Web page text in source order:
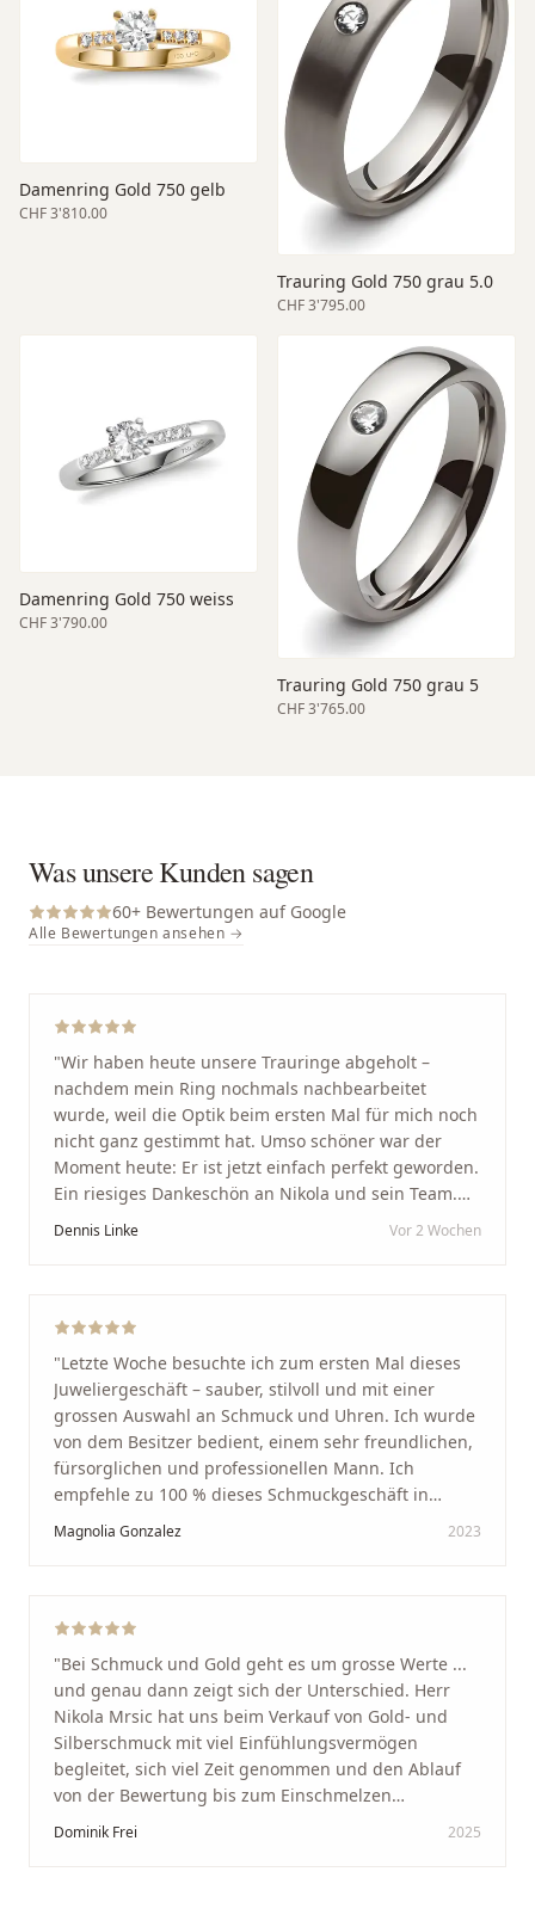
Damenring Gold 750 gelb
CHF 3'810.00
Trauring Gold 750 grau 5.0
CHF 3'795.00
Damenring Gold 750 weiss
CHF 3'790.00
Trauring Gold 750 grau 5
CHF 3'765.00
Was unsere Kunden sagen
60+ Bewertungen auf Google
Alle Bewertungen ansehen →
"Wir haben heute unsere Trauringe abgeholt –
nachdem mein Ring nochmals nachbearbeitet
wurde, weil die Optik beim ersten Mal für mich noch
nicht ganz gestimmt hat. Umso schöner war der
Moment heute: Er ist jetzt einfach perfekt geworden.
Ein riesiges Dankeschön an Nikola und sein Team.
Vom ersten Termin an wurden wir jedes Mal
Arbeit und seine Kunden wirklich am Herzen liegen.
Service und echte Herzlichkeit schätzt, ist hier genau
richtig."
Dennis Linke Vor 2 Wochen
"Letzte Woche besuchte ich zum ersten Mal dieses
Juweliergeschäft – sauber, stilvoll und mit einer
grossen Auswahl an Schmuck und Uhren. Ich wurde
von dem Besitzer bedient, einem sehr freundlichen,
fürsorglichen und professionellen Mann. Ich
empfehle zu 100 % dieses Schmuckgeschäft in
Schaffhausen. Ich selbst war sehr zufrieden und
glücklich mit der Behandlung. Ich danke Ihnen – ich
Magnolia Gonzalez 2023
"Bei Schmuck und Gold geht es um grosse Werte ...
und genau dann zeigt sich der Unterschied. Herr
Nikola Mrsic hat uns beim Verkauf von Gold- und
Silberschmuck mit viel Einfühlungsvermögen
begleitet, sich viel Zeit genommen und den Ablauf
von der Bewertung bis zum Einschmelzen
transparent und angenehm gestaltet. Diskreter,
Dominik Frei 2025